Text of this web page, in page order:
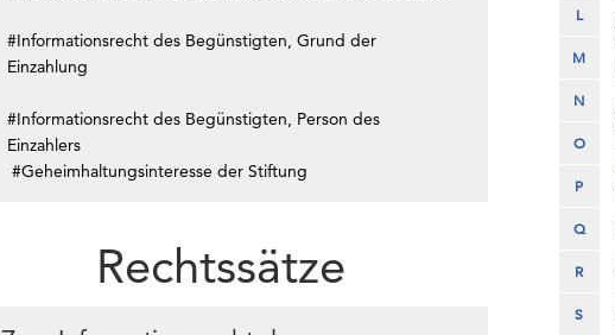
#Informationsrecht des Begünstigten, Grund der
Einzahlung
#Informationsrecht des Begünstigten, Person des
Einzahlers
#Geheimhaltungsinteresse der Stiftung
Rechtssätze
L
M
N
O
P
Q
R
S